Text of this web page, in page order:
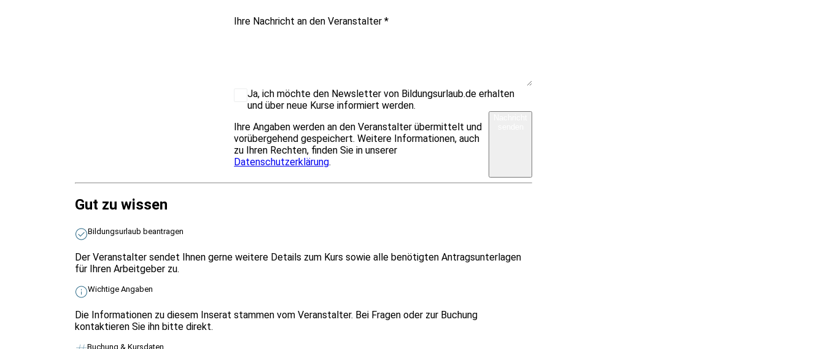
Ihre Nachricht an den Veranstalter*
Ja, ich möchte den Newsletter von Bildungsurlaub.de erhalten
und über neue Kurse informiert werden.
Ihre Angaben werden an den Veranstalter übermittelt und
vorübergehend gespeichert. Weitere Informationen, auch
zu Ihren Rechten, finden Sie in unserer
Datenschutzerklärung.
Gut zu wissen
Bildungsurlaub beantragen
Der Veranstalter sendet Ihnen gerne weitere Details zum Kurs sowie alle benötigten Antragsunterlagen
für Ihren Arbeitgeber zu.
Wichtige Angaben
Die Informationen zu diesem Inserat stammen vom Veranstalter. Bei Fragen oder zur Buchung
kontaktieren Sie ihn bitte direkt.
Buchung & Kursdaten